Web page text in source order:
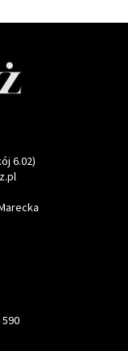
6.02)